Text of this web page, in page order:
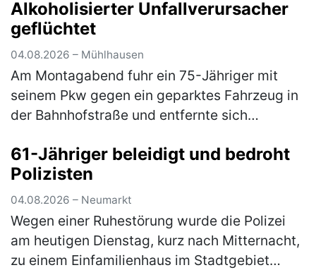
des Sattelaufliegers umkippte und e…(mehr)
Alkoholisierter Unfallverursacher
geflüchtet
04.08.2026 – Mühlhausen
Am Montagabend fuhr ein 75-Jähriger mit
seinem Pkw gegen ein geparktes Fahrzeug in
der Bahnhofstraße und entfernte sich
Ein aufmerksamer Zeuge konnte den U…
(mehr)
61-Jähriger beleidigt und bedroht
Polizisten
04.08.2026 – Neumarkt
Wegen einer Ruhestörung wurde die Polizei
am heutigen Dienstag, kurz nach Mitternacht,
zu einem Einfamilienhaus im Stadtgebiet